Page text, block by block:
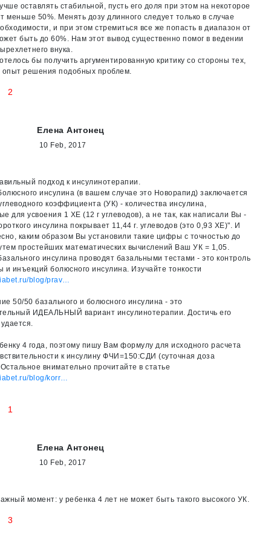
оставлять стабильной, пусть его доля при этом на некоторое
меньше 50%. Менять дозу длинного следует только в случае
и при этом стремиться все же попасть в диапазон от
быть до 60%. Нам этот вывод существенно помог в ведении
внука.
бы получить аргументированную критику со стороны тех,
опыт решения подобных проблем.
2
Елена Антонец
10 Feb, 2017
подход к инсулинотерапии.
инсулина (в вашем случае это Новорапид) заключается
коэффициента (УК) - количества инсулина,
для усвоения 1 ХЕ (12 г углеводов), а не так, как написали Вы -
инсулина покрывает 11,44 г. углеводов (это 0,93 ХЕ)". И
каким образом Вы установили такие цифры с точностью до
простейших математических вычислений Ваш УК = 1,05.
инсулина проводят базальными тестами - это контроль
инъекций болюсного инсулина. Изучайте тонкости
blog/prav…
50/50 базального и болюсного инсулина - это
ИДЕАЛЬНЫЙ вариант инсулинотерапии. Достичь его
4 года, поэтому пишу Вам формулу для исходного расчета
к инсулину ФЧИ=150:СДИ (суточная доза
внимательно прочитайте в статье
blog/korr…
1
Елена Антонец
10 Feb, 2017
момент: у ребенка 4 лет не может быть такого высокого УК.
3